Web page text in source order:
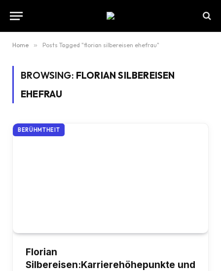
Home » Posts Tagged "florian silbereisen ehefrau"
BROWSING: FLORIAN SILBEREISEN
EHEFRAU
BERÜHMTHEIT
Florian
Silbereisen:Karrierehöhepunkte und